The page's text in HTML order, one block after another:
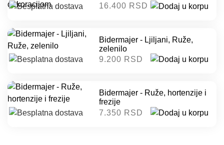
16.400 RSD
Bidermajer - Ljiljani, Ruže,
zelenilo
9.200 RSD
Bidermajer - Ruže, hortenzije i
frezije
7.350 RSD